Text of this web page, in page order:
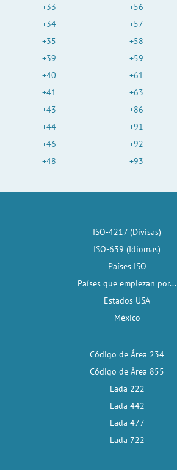
+33
+34
+35
+39
+40
+41
+43
+44
+46
+48
+56
+57
+58
+59
+61
+63
+86
+91
+92
+93
ISO-4217 (Divisas)
ISO-639 (Idiomas)
Países ISO
Países que empiezan por...
Estados USA
México
Código de Área 234
Código de Área 855
Lada 222
Lada 442
Lada 477
Lada 722